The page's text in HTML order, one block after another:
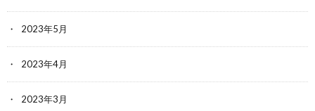
2023年5月
2023年4月
2023年3月